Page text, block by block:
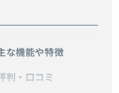
な機能や特徴
判・口コミ